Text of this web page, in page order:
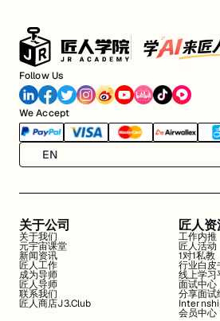
Follow Us
We Accept
EN
关于公司
关于我们
元宇宙课堂
新闻资讯
匠人工作
成为导师
匠人导师
联系我们
匠人商店J3.Club
匠人
工作内推
匠人活动
1对1私教
行业白皮
线上学习
面试中心
分享面试
会员中心